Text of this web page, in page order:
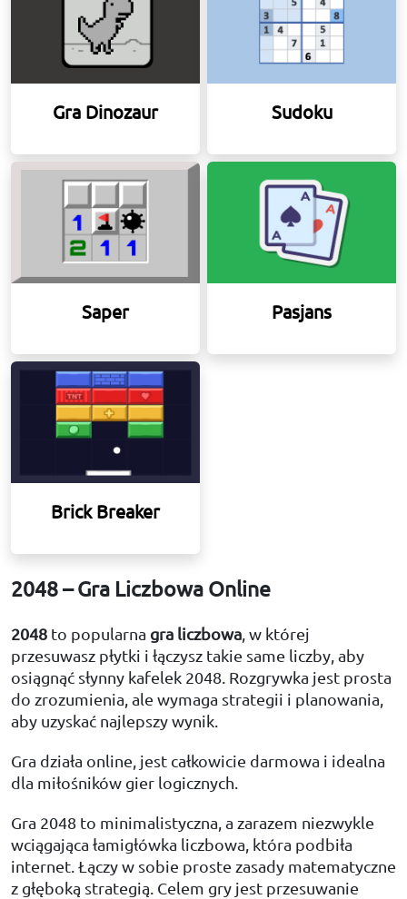
Gra Dinozaur Sudoku
Saper Pasjans
Brick Breaker
2048 – Gra Liczbowa Online
2048 to popularna gra liczbowa , w której
przesuwasz płytki i łączysz takie same liczby, aby
osiągnąć słynny kafelek 2048. Rozgrywka jest prosta
do zrozumienia, ale wymaga strategii i planowania,
aby uzyskać najlepszy wynik.
Gra działa online, jest całkowicie darmowa i idealna
dla miłośników gier logicznych.
Gra 2048 to minimalistyczna, a zarazem niezwykle
wciągająca łamigłówka liczbowa, która podbiła
internet. Łączy w sobie proste zasady matematyczne
z głęboką strategią. Celem gry jest przesuwanie